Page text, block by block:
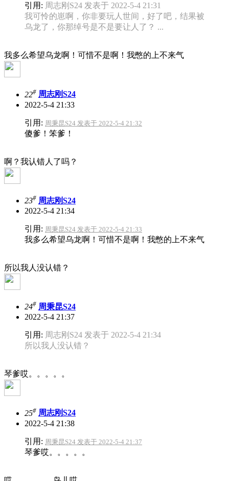
引用: 周志刚S24 发表于 2022-5-4 21:31
我可怜的崽啊，你非要玩人世间，好了吧，结果被
乌龙了，你那绰号是不是要让人了？ ...
我多么希望乌龙啊！可惜不是啊！我憋的上不来气
22# 周志刚S24
2022-5-4 21:33
引用: 周秉昆S24 发表于 2022-5-4 21:32
傻爹！笨爹！
啊？我认错人了吗？
23# 周志刚S24
2022-5-4 21:34
引用: 周秉昆S24 发表于 2022-5-4 21:33
我多么希望乌龙啊！可惜不是啊！我憋的上不来气
所以我人没认错？
24# 周秉昆S24
2022-5-4 21:37
引用: 周志刚S24 发表于 2022-5-4 21:34
所以我人没认错？
琴爹哎。。。。。
25# 周志刚S24
2022-5-4 21:38
引用: 周秉昆S24 发表于 2022-5-4 21:37
琴爹哎。。。。。